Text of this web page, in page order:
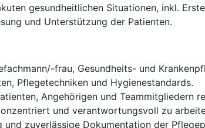
gesundheitlichen Situationen, inkl.
und Unterstützung der Patienten.
frau, Gesundheits- und
Pflegetechniken und Hygienestandards.
Angehörigen und Teammitgliedern
und verantwortungsvoll zu
zuverlässige Dokumentation der